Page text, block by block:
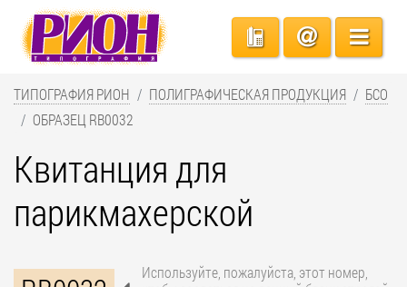
ТИПОГРАФИЯ РИОН ПОЛИГРАФИЧЕСКАЯ ПРОДУКЦИЯ
БСО
ОБРАЗЕЦ RB0032
Квитанция для
парикмахерской
Используйте, пожалуйста, этот номер,